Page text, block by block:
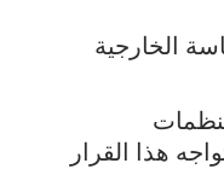
الخارجية
هذا القرار